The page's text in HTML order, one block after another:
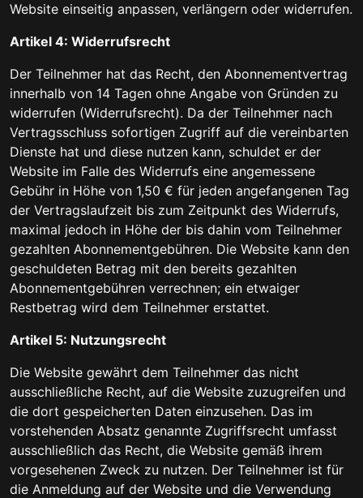
Website einseitig anpassen, verlängern oder widerrufen.
Artikel 4: Widerrufsrecht
Der Teilnehmer hat das Recht, den Abonnementvertrag
innerhalb von 14 Tagen ohne Angabe von Gründen zu
widerrufen (Widerrufsrecht). Da der Teilnehmer nach
Vertragsschluss sofortigen Zugriff auf die vereinbarten
Dienste hat und diese nutzen kann, schuldet er der
Website im Falle des Widerrufs eine angemessene
Gebühr in Höhe von 1,50 € für jeden angefangenen Tag
der Vertragslaufzeit bis zum Zeitpunkt des Widerrufs,
maximal jedoch in Höhe der bis dahin vom Teilnehmer
gezahlten Abonnementgebühren. Die Website kann den
geschuldeten Betrag mit den bereits gezahlten
Abonnementgebühren verrechnen; ein etwaiger
Restbetrag wird dem Teilnehmer erstattet.
Artikel 5: Nutzungsrecht
Die Website gewährt dem Teilnehmer das nicht
ausschließliche Recht, auf die Website zuzugreifen und
die dort gespeicherten Daten einzusehen. Das im
vorstehenden Absatz genannte Zugriffsrecht umfasst
ausschließlich das Recht, die Website gemäß ihrem
vorgesehenen Zweck zu nutzen. Der Teilnehmer ist für
die Anmeldung auf der Website und die Verwendung